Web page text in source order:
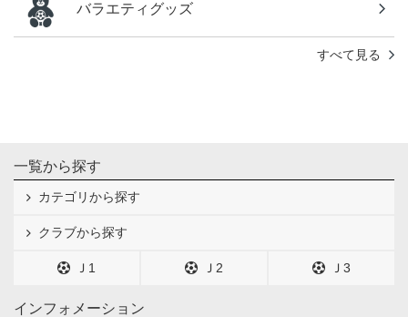
バラエティグッズ
すべて見る
一覧から探す
カテゴリから探す
クラブから探す
Ｊ1 Ｊ2 Ｊ3
インフォメーション